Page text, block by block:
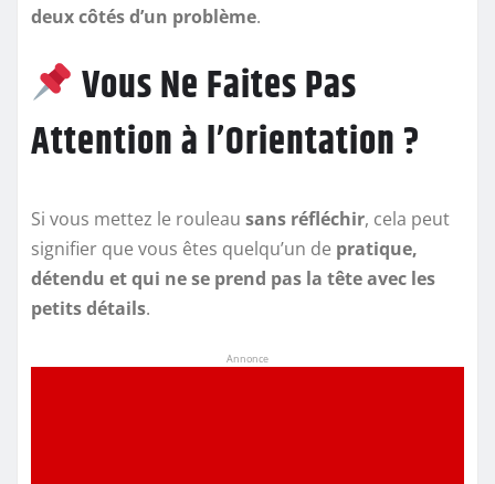
deux côtés d’un problème.
Vous Ne Faites Pas
Attention à l’Orientation ?
Si vous mettez le rouleau sans réfléchir, cela peut
signifier que vous êtes quelqu’un de pratique,
détendu et qui ne se prend pas la tête avec les
petits détails.
Annonce